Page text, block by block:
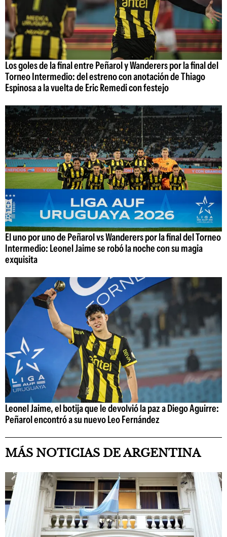
Los goles de la final entre Peñarol y Wanderers por la final del
Torneo Intermedio: del estreno con anotación de Thiago
Espinosa a la vuelta de Eric Remedi con festejo
El uno por uno de Peñarol vs Wanderers por la final del Torneo
Intermedio: Leonel Jaime se robó la noche con su magia
exquisita
Leonel Jaime, el botija que le devolvió la paz a Diego Aguirre:
Peñarol encontró a su nuevo Leo Fernández
MÁS NOTICIAS DE ARGENTINA